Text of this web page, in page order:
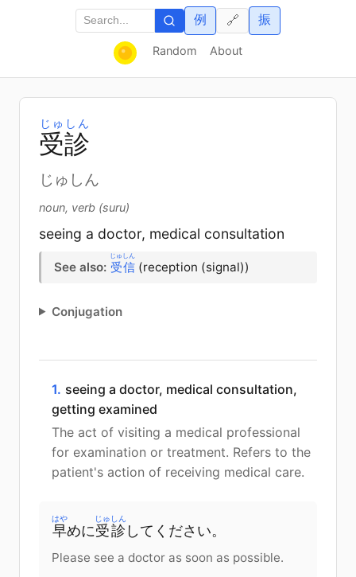
Random About
例 振
🔗
受診
じゅしん
じゅしん
noun, verb (suru)
seeing a doctor, medical consultation
See also: 受信
じゅしん
(reception (signal))
Conjugation
1. seeing a doctor, medical consultation,
getting examined
The act of visiting a medical professional
for examination or treatment. Refers to the
patient's action of receiving medical care.
早
はや
めに受診
じゅしん
してください。
Please see a doctor as soon as possible.